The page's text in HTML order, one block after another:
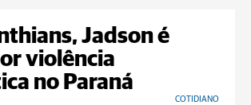
Jadson é
violência
no Paraná
COTIDIANO